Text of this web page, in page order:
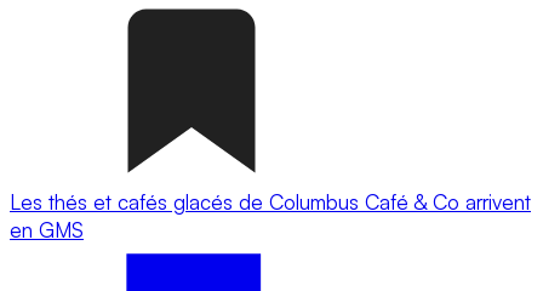
Les thés et cafés glacés de Columbus Café & Co arrivent
en GMS